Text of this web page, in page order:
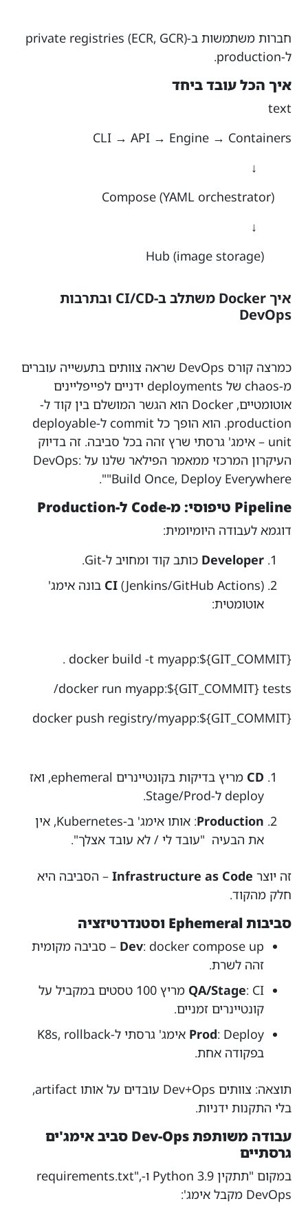
חברות משתמשות ב-private registries (ECR, GCR)
ל-production.
איך הכל עובד ביחד
text
CLI → API → Engine → Containers
↓
↓
איך Docker משתלב ב-CI/CD ובתרבות
DevOps
כמרצה קורס DevOps שראה צוותים בתעשייה עוברים
מ-chaos של deployments ידניים לפייפליינים
אוטומטיים, Docker הוא הגשר המושלם בין קוד ל-
production. הוא הופך כל commit ל-deployable
unit – אימג' גרסתי שרץ זהה בכל סביבה. זה בדיוק
העיקרון המרכזי ממאמר הפילאר שלנו על DevOps:
"Build Once, Deploy Everywhere".
Pipeline טיפוסי: מ-Code ל-Production
דוגמא לעבודה היומיומית:
Developer כותב קוד ומחויב ל-Git.
CI (Jenkins/GitHub Actions) בונה אימג'
אוטומטית:
docker build -t myapp:${GIT_COMMIT} .
docker run myapp:${GIT_COMMIT} tests/
docker push registry/myapp:${GIT_COMMIT}
CD
מריץ בדיקות בקונטיינרים ephemeral, ואז
deploy ל-Stage/Prod.
Production
: אותו אימג' ב-Kubernetes, אין
את הבעיה "עובד לי / לא עובד אצלך".
זה יוצר Infrastructure as Code – הסביבה היא
חלק מהקוד.
סביבות Ephemeral וסטנדרטיזציה
Dev: docker compose up
– סביבה מקומית
זהה לשרת.
QA/Stage
: CI מריץ 100 טסטים במקביל על
קונטיינרים זמניים.
Prod
: Deploy אימג' גרסתי ל-K8s, rollback
בפקודה אחת.
תוצאה: צוותים Dev+Ops עובדים על אותו artifact,
בלי התקנות ידניות.
עבודה משותפת Dev-Ops סביב אימג'ים
גרסתיים
במקום "תתקין Python 3.9 ו-requirements.txt",
DevOps מקבל אימג':